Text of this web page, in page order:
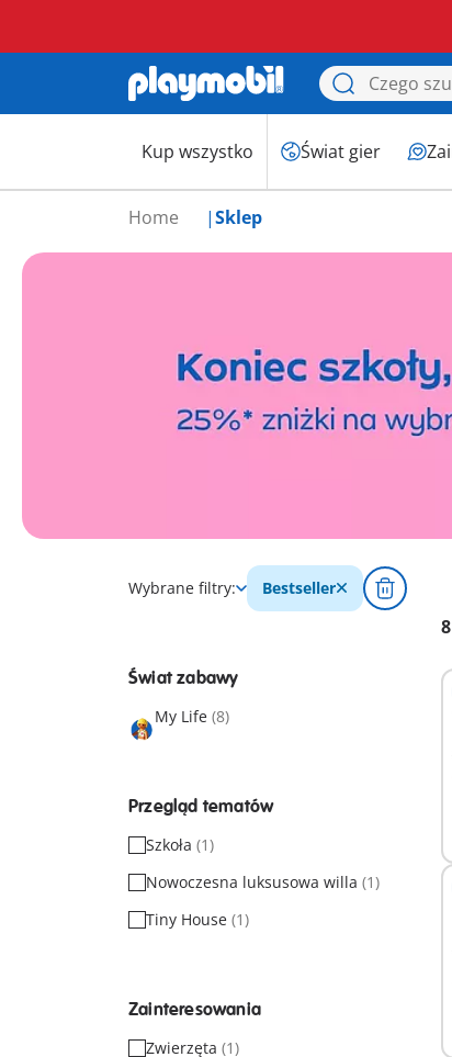
Kup wszystko Świat gier
Home Sklep
Wybrane filtry: Bestseller
Świat zabawy
My Life (8)
Przegląd tematów
Szkoła (1)
Nowoczesna luksusowa willa (1)
Tiny House (1)
Zainteresowania
Zwierzęta (1)